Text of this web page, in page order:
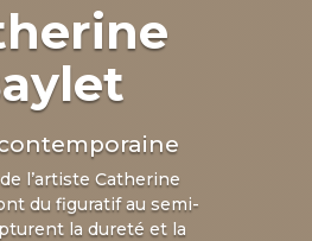
l’artiste Catherine
du figuratif au semi-
la dureté et la